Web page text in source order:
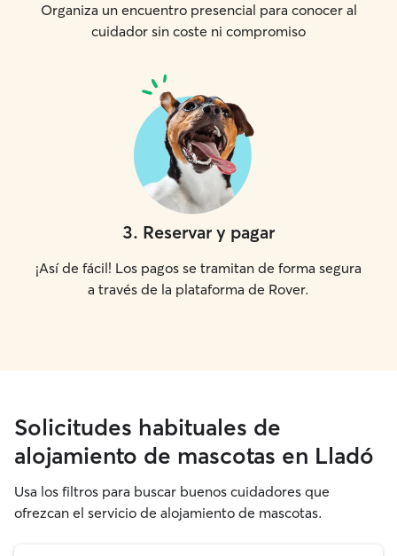
Organiza un encuentro presencial para conocer al
cuidador sin coste ni compromiso
3. Reservar y pagar
¡Así de fácil! Los pagos se tramitan de forma segura
a través de la plataforma de Rover.
Solicitudes habituales de
alojamiento de mascotas en Lladó
Usa los filtros para buscar buenos cuidadores que
ofrezcan el servicio de alojamiento de mascotas.